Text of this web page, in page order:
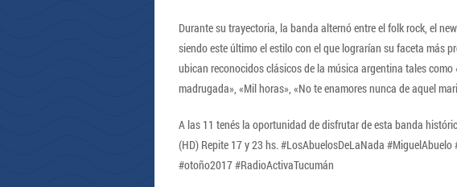
Durante su trayectoria, la banda alternó entre el folk rock, el
siendo este último el estilo con el que lograrían su faceta más
ubican reconocidos clásicos de la música argentina tales como
madrugada», «Mil horas», «No te enamores nunca de aquel
A las 11 tenés la oportunidad de disfrutar de esta banda
(HD) Repite 17 y 23 hs. #LosAbuelosDeLaNada
#otoño2017 #RadioActivaTucumán